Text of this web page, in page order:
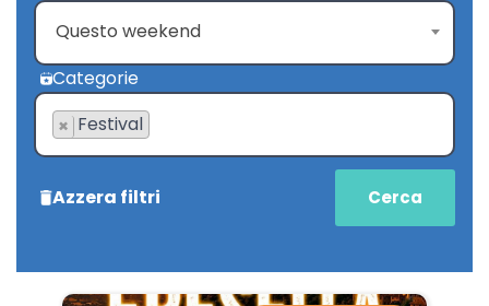
Questo weekend
Categorie
× Festival
Azzera filtri